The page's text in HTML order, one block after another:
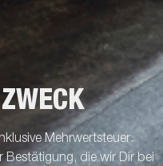
Mehrwertsteuer.
Bestätigung, die wir Dir bei